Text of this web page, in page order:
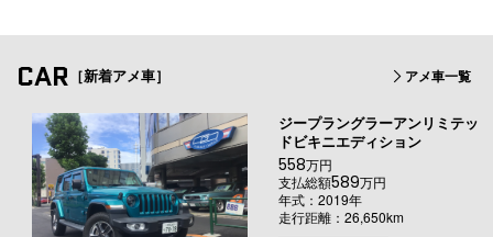
CAR ［新着アメ車］ アメ車一覧
ジープラングラーアンリミテッ
ドビキニエディション
558万円
支払総額589万円
年式：2019年
走行距離：26,650km